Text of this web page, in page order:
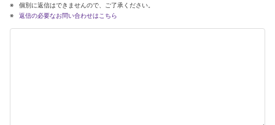
個別に返信はできませんので、ご了承ください。
返信の必要なお問い合わせはこちら